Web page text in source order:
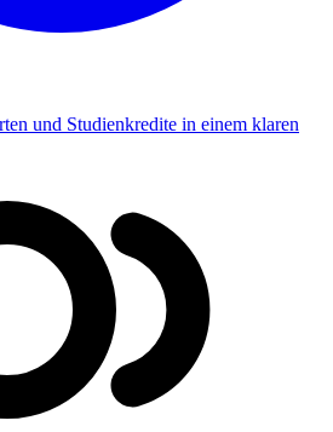
und Studienkredite in einem klaren